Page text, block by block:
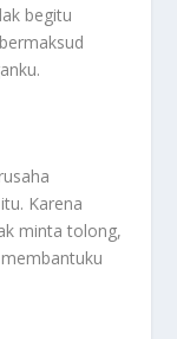
begitu
Karena
minta tolong,